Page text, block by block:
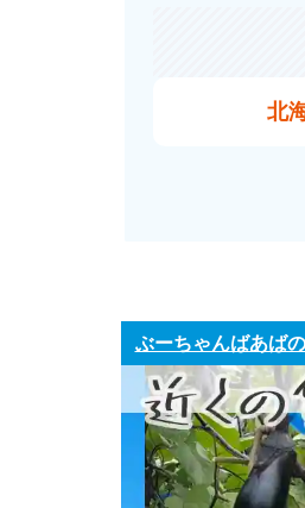
北
ぶーちゃんばあば